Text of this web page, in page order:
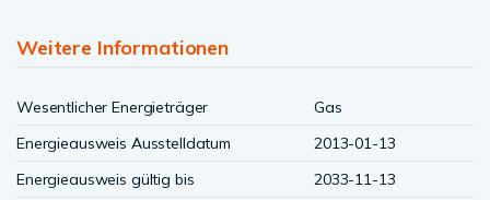
Weitere Informationen
Wesentlicher Energieträger
Gas
Energieausweis Ausstelldatum
2013-01-13
Energieausweis gültig bis
2033-11-13